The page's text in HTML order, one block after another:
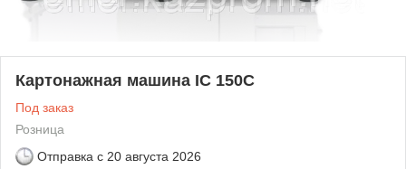
Картонажная машина IC 150C
Под заказ
Розница
Отправка с 20 августа 2026